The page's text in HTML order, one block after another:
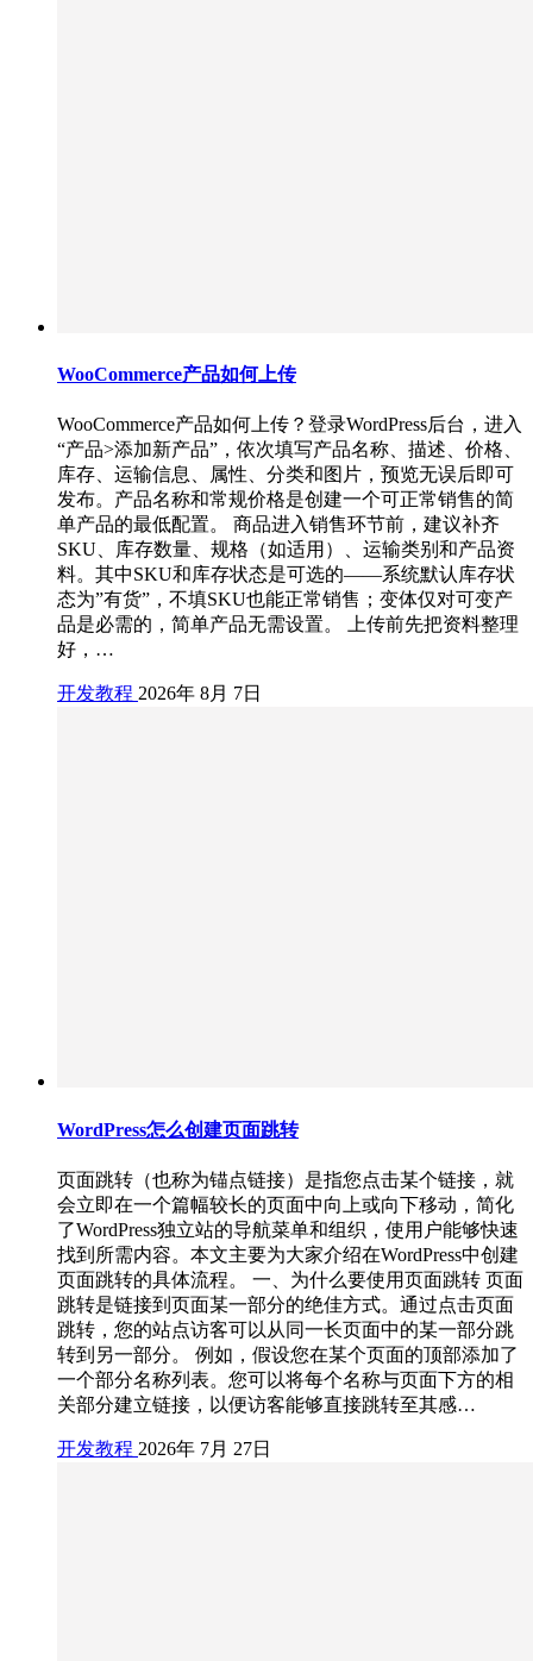
WooCommerce产品如何上传
WooCommerce产品如何上传？登录WordPress后台，进入
“产品>添加新产品”，依次填写产品名称、描述、价格、
库存、运输信息、属性、分类和图片，预览无误后即可
发布。产品名称和常规价格是创建一个可正常销售的简
单产品的最低配置。 商品进入销售环节前，建议补齐
SKU、库存数量、规格（如适用）、运输类别和产品资
料。其中SKU和库存状态是可选的——系统默认库存状
态为”有货”，不填SKU也能正常销售；变体仅对可变产
品是必需的，简单产品无需设置。 上传前先把资料整理
好，…
开发教程 2026年 8月 7日
WordPress怎么创建页面跳转
页面跳转（也称为锚点链接）是指您点击某个链接，就
会立即在一个篇幅较长的页面中向上或向下移动，简化
了WordPress独立站的导航菜单和组织，使用户能够快速
找到所需内容。本文主要为大家介绍在WordPress中创建
页面跳转的具体流程。 一、为什么要使用页面跳转 页面
跳转是链接到页面某一部分的绝佳方式。通过点击页面
跳转，您的站点访客可以从同一长页面中的某一部分跳
转到另一部分。 例如，假设您在某个页面的顶部添加了
一个部分名称列表。您可以将每个名称与页面下方的相
关部分建立链接，以便访客能够直接跳转至其感…
开发教程 2026年 7月 27日